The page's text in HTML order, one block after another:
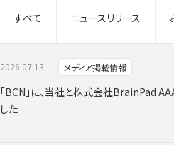
すべて ニュースリリース
2026.07.13 メディア掲載情報
「BCN」に、当社と株式会社BrainPad
した